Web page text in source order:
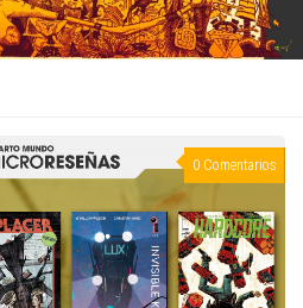
0 Comentarios